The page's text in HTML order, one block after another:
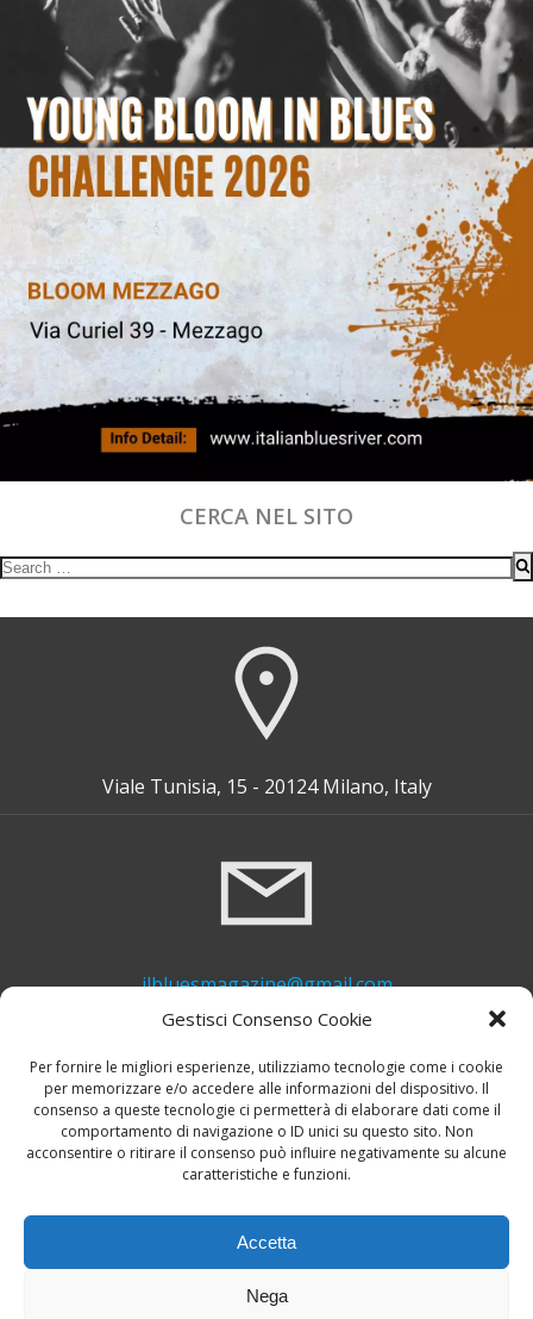
Gestisci Consenso Cookie
Per fornire le migliori esperienze, utilizziamo tecnologie come i cookie
per memorizzare e/o accedere alle informazioni del dispositivo. Il
consenso a queste tecnologie ci permetterà di elaborare dati come il
comportamento di navigazione o ID unici su questo sito. Non
acconsentire o ritirare il consenso può influire negativamente su alcune
caratteristiche e funzioni.
Accetta
Nega
CERCA NEL SITO
Search
Viale Tunisia, 15 - 20124 Milano, Italy
ilbluesmagazine@gmail.com
+39 339 748 6635